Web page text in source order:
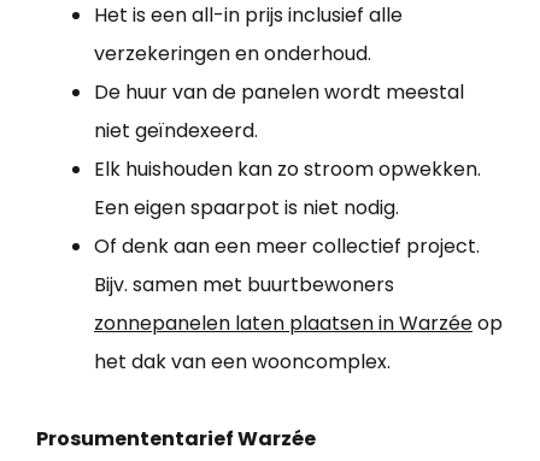
Het is een all-in prijs inclusief alle
verzekeringen en onderhoud.
De huur van de panelen wordt meestal
niet geïndexeerd.
Elk huishouden kan zo stroom opwekken.
Een eigen spaarpot is niet nodig.
Of denk aan een meer collectief project.
Bijv. samen met buurtbewoners
zonnepanelen laten plaatsen in Warzéeop
het dak van een wooncomplex.
Prosumententarief Warzée